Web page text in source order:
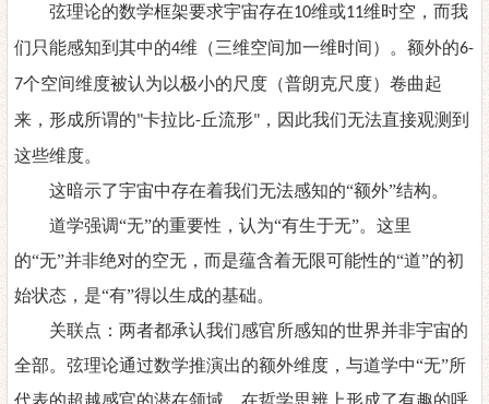
弦理论的数学框架要求宇宙存在10维或11维时空，而我
们只能感知到其中的4维（三维空间加一维时间）。额外的6-
7个空间维度被认为以极小的尺度（普朗克尺度）卷曲起
来，形成所谓的"卡拉比-丘流形" ，因此我们无法直接观测到
这些维度。
这暗示了宇宙中存在着我们无法感知的“额外”结构。
道学强调“无”的重要性，认为“有生于无”。这里
的“无”并非绝对的空无，而是蕴含着无限可能性的“道”的初
始状态，是“有”得以生成的基础。
关联点：两者都承认我们感官所感知的世界并非宇宙的
全部。弦理论通过数学推演出的额外维度，与道学中“无”所
代表的超越感官的潜在领域，在哲学思辨上形成了有趣的呼